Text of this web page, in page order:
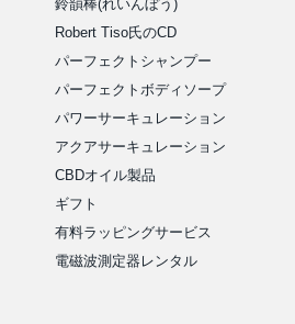
鈴韻棒(れいんぼう)
Robert Tiso氏のCD
パーフェクトシャンプー
パーフェクトボディソープ
パワーサーキュレーション
アクアサーキュレーション
CBDオイル製品
ギフト
有料ラッピングサービス
電磁波測定器レンタル